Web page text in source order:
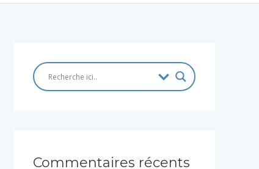
Commentaires récents